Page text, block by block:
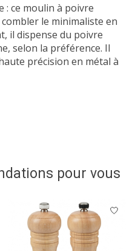
: ce moulin à poivre
le minimaliste en
il dispense du poivre
selon la préférence. Il
précision en métal à
pour vous